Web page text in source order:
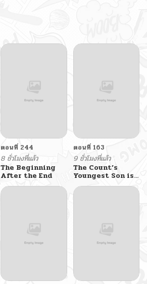
ตอนที่ 244
8 ชั่วโมงที่แล้ว
The Beginning
After the End
ตอนที่ 163
9 ชั่วโมงที่แล้ว
The Count’s
Youngest Son is
A Player